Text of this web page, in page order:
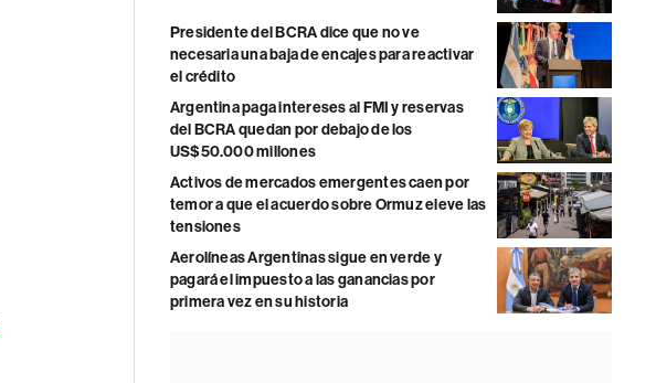
Presidente del BCRA dice que no ve
necesaria una baja de encajes para reactivar
el crédito
Argentina paga intereses al FMI y reservas
del BCRA quedan por debajo de los
US$50.000 millones
Activos de mercados emergentes caen por
temor a que el acuerdo sobre Ormuz eleve las
tensiones
Aerolíneas Argentinas sigue en verde y
pagará el impuesto a las ganancias por
primera vez en su historia